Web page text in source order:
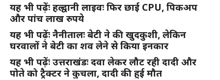
यह भी पढ़ेंः हल्द्वानी लाइवः फिर छाई CPU, पिकअप
और पांच लाख रुपये
यह भी पढ़ेंः नैनीतालः बेटी ने की खुदकुशी, लेकिन
घरवालों ने बेटी का शव लेने से किया इनकार
यह भी पढ़ेंः उत्तराखंडः दवा लेकर लौट रही दादी और
पोते को ट्रैक्टर ने कुचला, दादी की हुई मौत